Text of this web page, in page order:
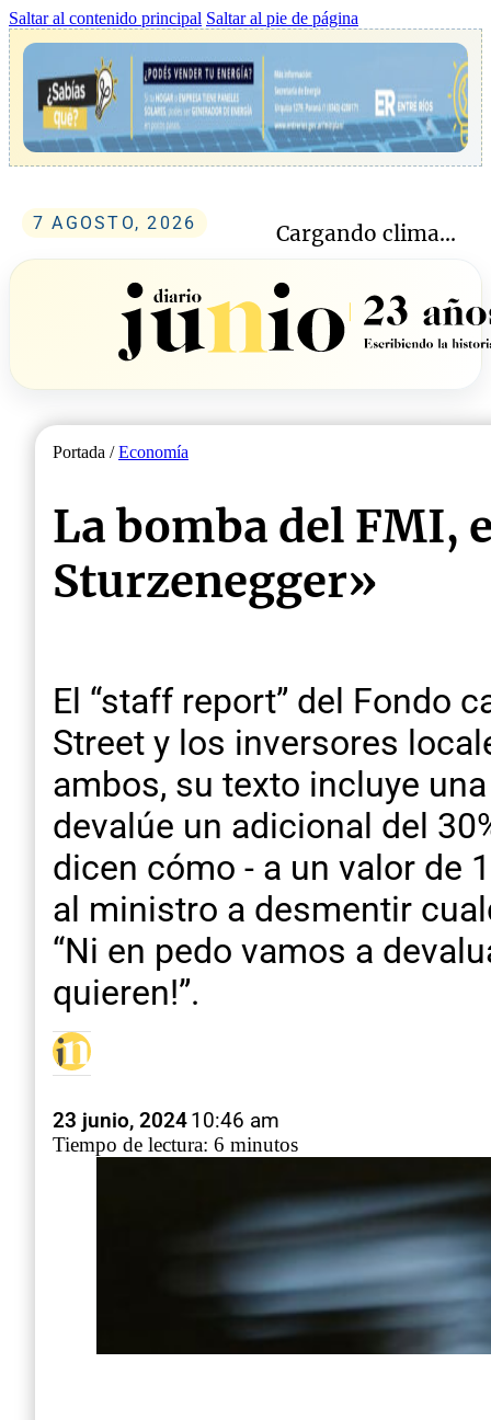
Saltar al contenido principal Saltar al pie de página
7 AGOSTO, 2026 Cargando clima...
Portada /Economía
La bomba del FMI,
Sturzenegger»
El “staff report” del Fondo
Street y los inversores
ambos, su texto incluye
devalúe un adicional del
dicen cómo - a un valor de
al ministro a desmentir
“Ni en pedo vamos a
quieren!”.
23 junio, 202410:46 am
Tiempo de lectura: 6 minutos